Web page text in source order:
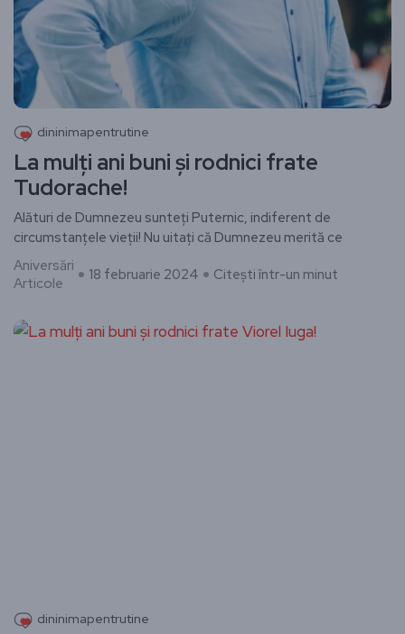
dininimapentrutine
La mulți ani buni și rodnici frate
Tudorache!
Alături de Dumnezeu sunteți Puternic, indiferent de
circumstanțele vieții! Nu uitați că Dumnezeu merită ce
Aniversări
Articole
18 februarie 2024 Citești într-un minut
dininimapentrutine